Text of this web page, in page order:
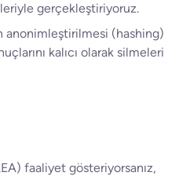
gerçekleştiriyoruz.
anonimleştirilmesi (hashing)
kalıcı olarak silmeleri
faaliyet gösteriyorsanız,